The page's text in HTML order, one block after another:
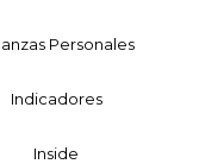
Personales
Indicadores
Inside